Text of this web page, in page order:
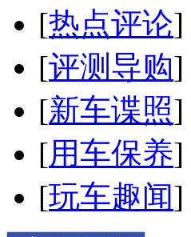
[热点评论]
[评测导购]
[新车谍照]
[用车保养]
[玩车趣闻]